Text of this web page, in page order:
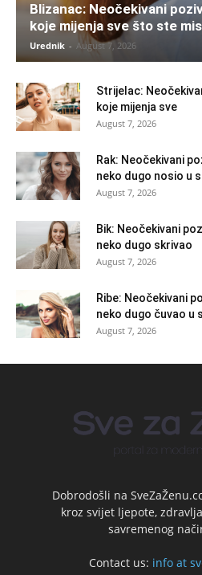
Blizanac: Neočekivani
koje mijenja sve što ste
Urednik - August 7, 2026
Strijelac:
koje mijenja sve
August 7, 2026
Rak: Neočekivani
neko dugo nosio u
August 7, 2026
Bik: Neočekivani
neko dugo skrivao
August 7, 2026
Ribe: Neočekivani
neko dugo čuvao u
August 7, 2026
Dobrodošli na
kroz svijet ljepote,
savremenog
Contact us: info at